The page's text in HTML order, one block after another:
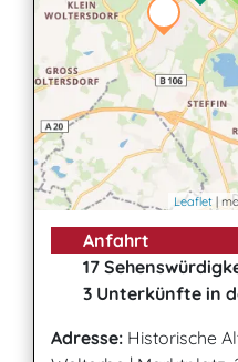
Leaflet |
Anfahrt
17
3 Unterkünfte in
Adresse: Historische